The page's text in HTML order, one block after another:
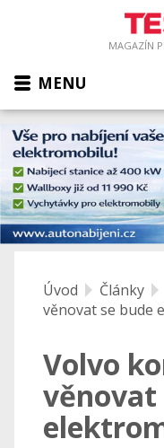
MAGAZÍN
MENU
Úvod Články
věnovat se bude
Volvo
věnovat